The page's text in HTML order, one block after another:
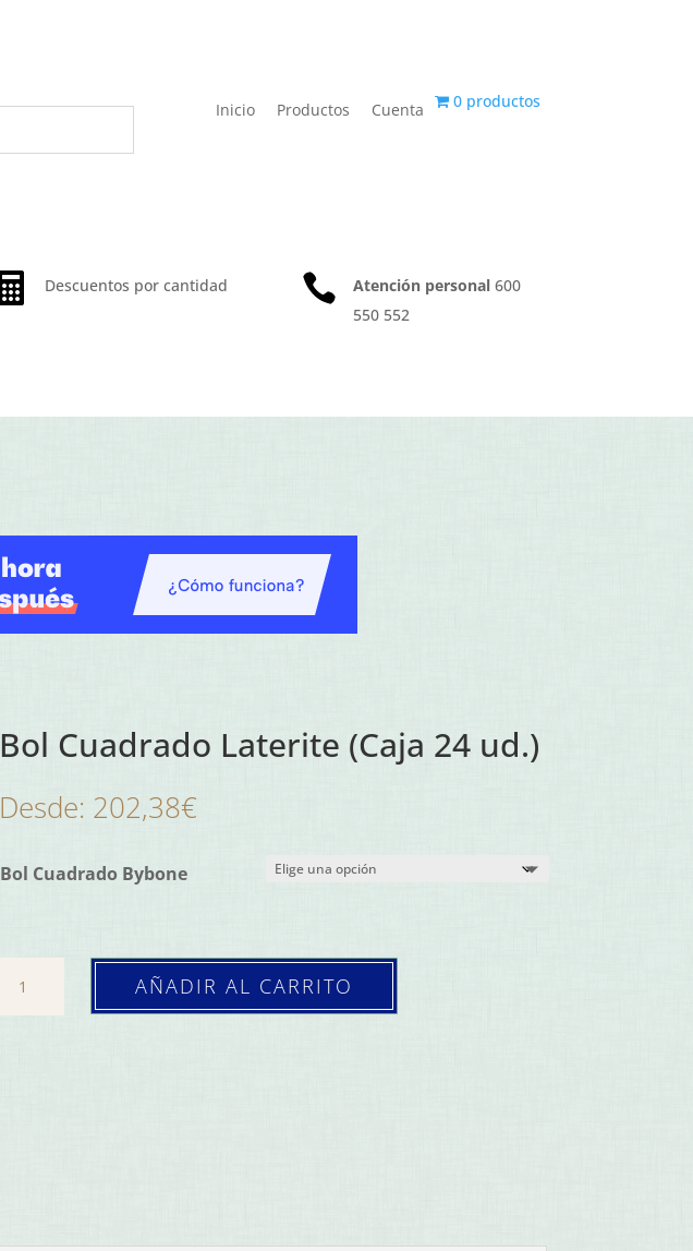
Inicio Productos Cuenta 0 productos
 Descuentos por cantidad  Atención personal 600
550 552
Bol Cuadrado Laterite (Caja 24 ud.)
Desde: 202,38€
Bol Cuadrado Bybone
Cuadrado
AÑADIR AL CARRITO